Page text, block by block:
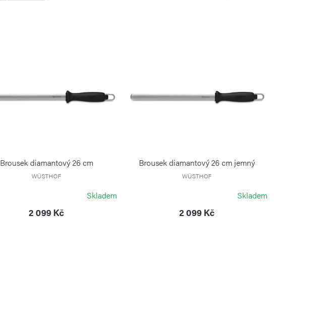
Brousek diamantový 26 cm
WÜSTHOF
Skladem
2 099 Kč
Brousek diamantový 26 cm jemný
WÜSTHOF
Skladem
2 099 Kč